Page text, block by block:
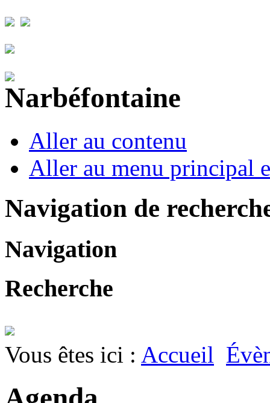
Aller au contenu
Aller au menu principal
Navigation de
Navigation
Recherche
Vous êtes ici : Accueil